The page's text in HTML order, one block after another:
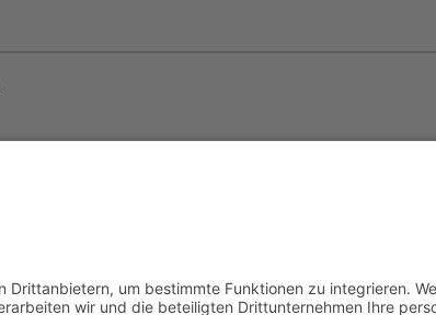
+49 9287 30 700 3 - 0
Weitere